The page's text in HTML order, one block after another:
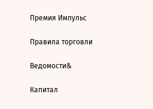
Премия Импульс
Правила торговли
Ведомости&
Капитал